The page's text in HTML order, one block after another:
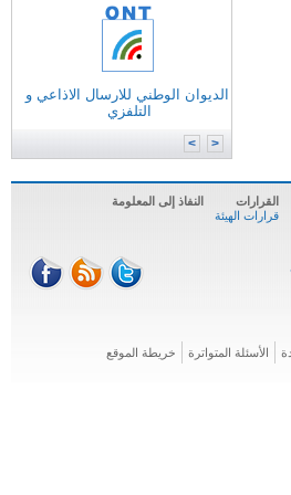
تكنولوجيات الاتصال
الديوان الوطني للارسال الاذاعي و
التلفزي
القرارات
قرارات الهيئة
النفاذ إلى المعلومة
الأسئلة المتواترة
خريطة الموقع